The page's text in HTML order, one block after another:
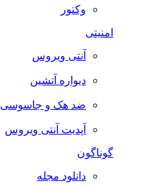
وکتور
امنیتی
آنتی ویروس
دیواره آتشین
ضد هک و جاسوسی
آپدیت آنتی ویروس
گوناگون
دانلود مجله